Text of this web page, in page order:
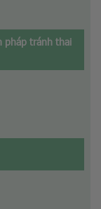
pháp tránh thai